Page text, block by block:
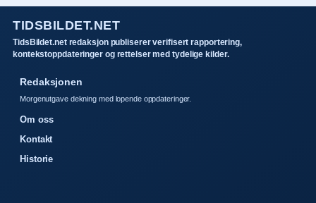
TIDSBILDET.NET
TidsBildet.net redaksjon publiserer verifisert rapportering,
kontekstoppdateringer og rettelser med tydelige kilder.
Redaksjonen
Morgenutgave dekning med lopende oppdateringer.
Om oss
Kontakt
Historie